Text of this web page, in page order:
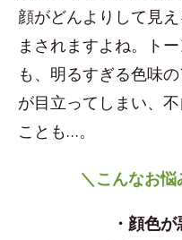
顔がどんよりして見
まされますよね。ト
も、明るすぎる色味
が目立ってしまい、
ことも…。
＼こんなお
・顔色